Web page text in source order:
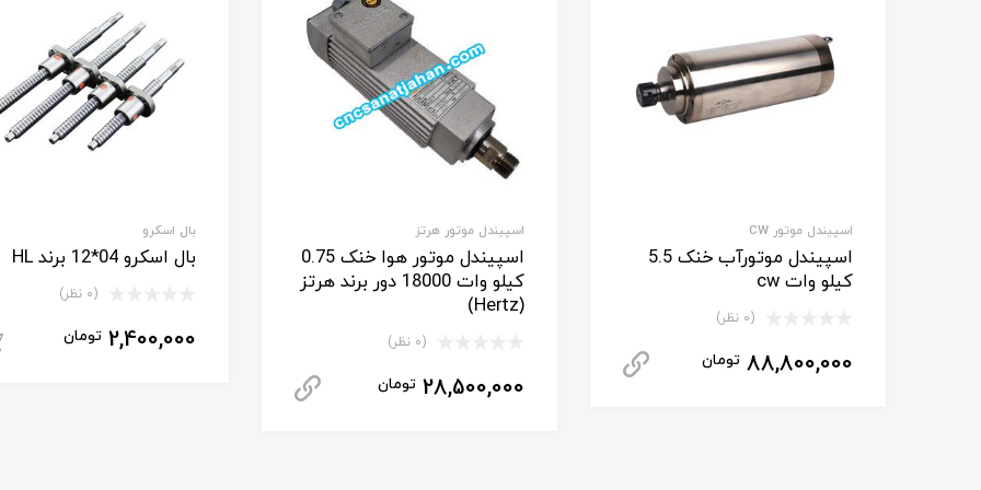
اسپیندل موتور CW
اسپیندل موتورآب خنک 5.5
کیلو وات cw
(0 نظر)
88,800,000 تومان
اسپیندل موتور هرتز
اسپیندل موتور هوا خنک 0.75
کیلو وات 18000 دور برند هرتز
(Hertz)
(0 نظر)
28,500,000 تومان
بال اسکرو
بال اسکرو 04*12 برند HL
(0 نظر)
2,400,000 تومان